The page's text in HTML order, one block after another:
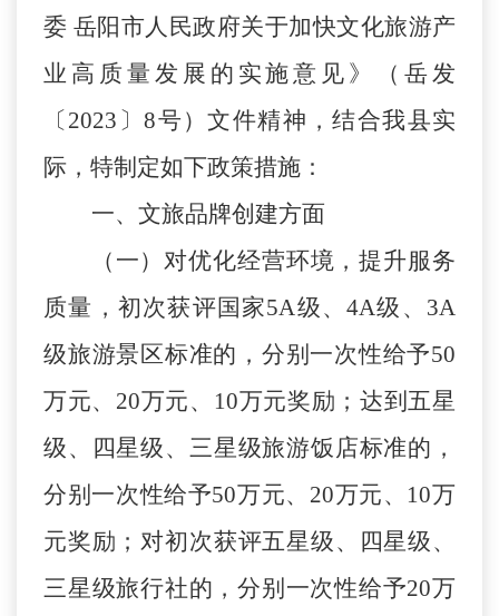
委 岳阳市人民政府关于加快文化旅游产
业高质量发展的实施意见》（岳发
〔2023〕8号）文件精神，结合我县实
际，特制定如下政策措施：
一、文旅品牌创建方面
（一）对优化经营环境，提升服务
质量，初次获评国家5A级、4A级、3A
级旅游景区标准的，分别一次性给予50
万元、20万元、10万元奖励；达到五星
级、四星级、三星级旅游饭店标准的，
分别一次性给予50万元、20万元、10万
元奖励 ； 对初次获评五星级、四星级、
三星级旅行社的，分别一次性给予20万